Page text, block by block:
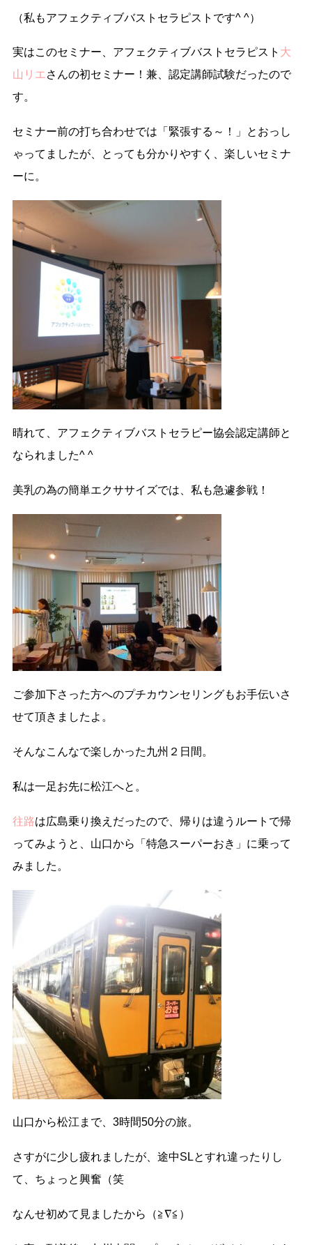
（私もアフェクティブバストセラピストです^ ^）
実はこのセミナー、アフェクティブバストセラピスト 大
山リエさんの初セミナー！兼、認定講師試験だったので
す。
セミナー前の打ち合わせでは「緊張する～！」とおっし
ゃってましたが、とっても分かりやすく、楽しいセミナ
ーに。
晴れて、アフェクティブバストセラピー協会認定講師と
なられました^ ^
美乳の為の簡単エクササイズでは、私も急遽参戦！
ご参加下さった方へのプチカウンセリングもお手伝いさ
せて頂きましたよ。
そんなこんなで楽しかった九州２日間。
私は一足お先に松江へと。
往路は広島乗り換えだったので、帰りは違うルートで帰
ってみようと、山口から「特急スーパーおき」に乗って
みました。
山口から松江まで、3時間50分の旅。
さすがに少し疲れましたが、途中SLとすれ違ったりし
て、ちょっと興奮（笑
なんせ初めて見ましたから（≧∇≦）